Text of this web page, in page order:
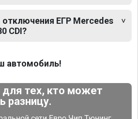
ЕГР Mercedes
CDI?
автомобиль!
тех, кто может
разницу.